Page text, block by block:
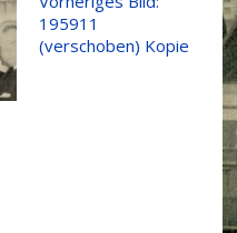
195911
(verschoben) Kopie